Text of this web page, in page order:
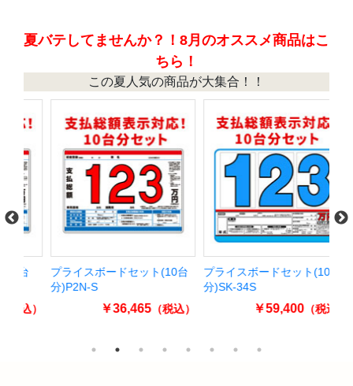
夏バテしてませんか？！8月のオススメ商品はこ
ちら！
この夏人気の商品が大集合！！
プライスボードセット(10台
分)P2N-S
￥36,465（税込）
プライスボードセット(10台
分)SK-34S
￥59,400（税込）